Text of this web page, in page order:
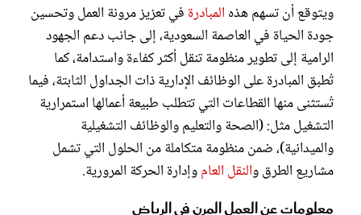
ويتوقع أن تسهم هذه المبادرة في تعزيز مرونة العمل وتحسين
جودة الحياة في العاصمة السعودية، إلى جانب دعم الجهود
الرامية إلى تطوير منظومة تنقل أكثر كفاءة واستدامة، كما
تُطبق المبادرة على الوظائف الإدارية ذات الجداول الثابتة، فيما
تُستثنى منها القطاعات التي تتطلب طبيعة أعمالها استمرارية
التشغيل مثل: (الصحة والتعليم والوظائف التشغيلية
والميدانية)، ضمن منظومة متكاملة من الحلول التي تشمل
مشاريع الطرق والنقل العاموإدارة الحركة المرورية.
معلومات عن العمل المرن في الرياض